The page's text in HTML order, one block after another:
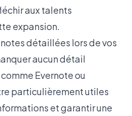
aux talents
expansion.
détaillées lors de vos
aucun détail
Evernote ou
particulièrement utiles
et garantir une